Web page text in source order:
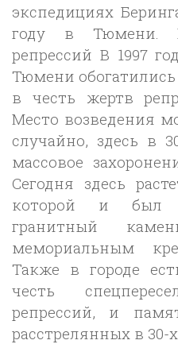
экспедициях
году в Тюмени.
репрессий В 1997
Тюмени
в честь жертв
Место возведения
случайно, здесь в
массовое
Сегодня здесь
которой и был
гранитный
мемориальным
Также в городе
честь
репрессий, и
расстрелянных в 30-х